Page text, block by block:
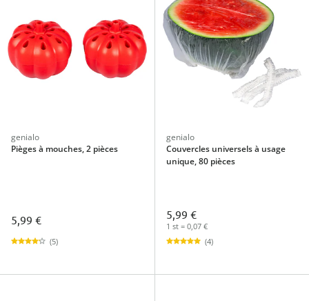
genialo
Pièges à mouches, 2 pièces
5,99 €
(5)
genialo
Couvercles universels à usage
unique, 80 pièces
5,99 €
1 st = 0,07 €
(4)